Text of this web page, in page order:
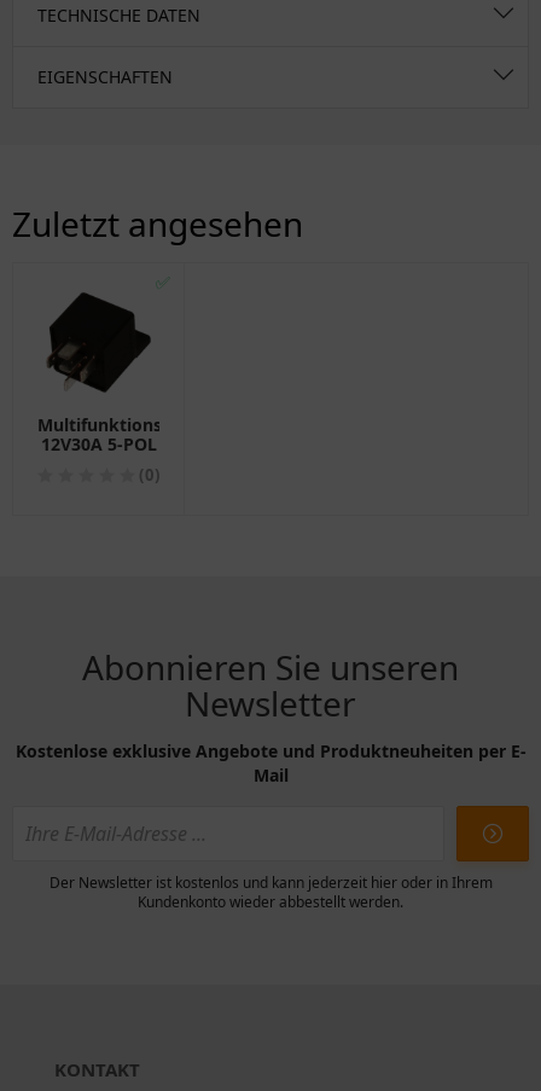
TECHNISCHE DATEN
EIGENSCHAFTEN
Zuletzt angesehen
✅
Multifunktionsrelais
12V30A 5-POL
(0)
Abonnieren Sie unseren
Newsletter
Kostenlose exklusive Angebote und Produktneuheiten per E-
Mail
Der Newsletter ist kostenlos und kann jederzeit hier oder in Ihrem
Kundenkonto wieder abbestellt werden.
KONTAKT